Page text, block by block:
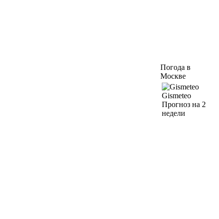
Погода в
Москве
Gismeteo
Прогноз на 2
недели